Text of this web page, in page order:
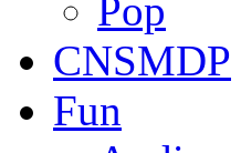
Pop
CNSMDP
Fun